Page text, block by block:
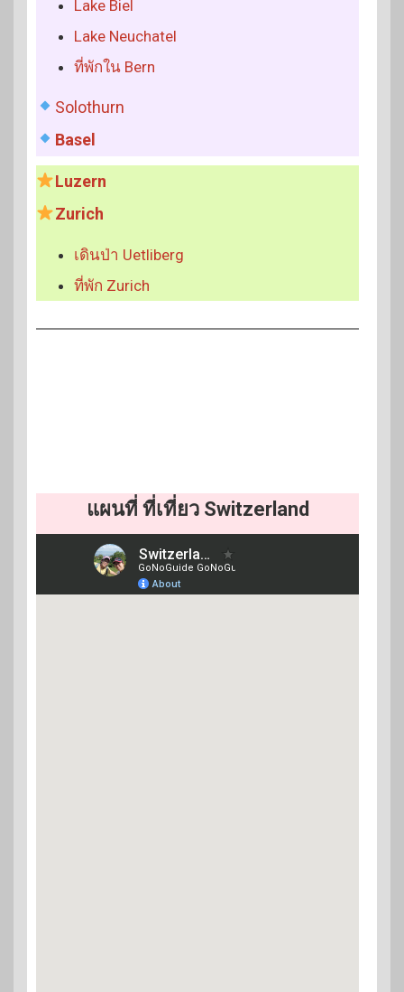
Lake Biel
Lake Neuchatel
ที่พักใน Bern
Solothurn
Basel
Luzern
Zurich
เดินป่า Uetliberg
ที่พัก Zurich
แผนที่ ที่เที่ยว Switzerland